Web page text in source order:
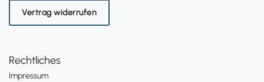
Vertrag widerrufen
Rechtliches
Impressum